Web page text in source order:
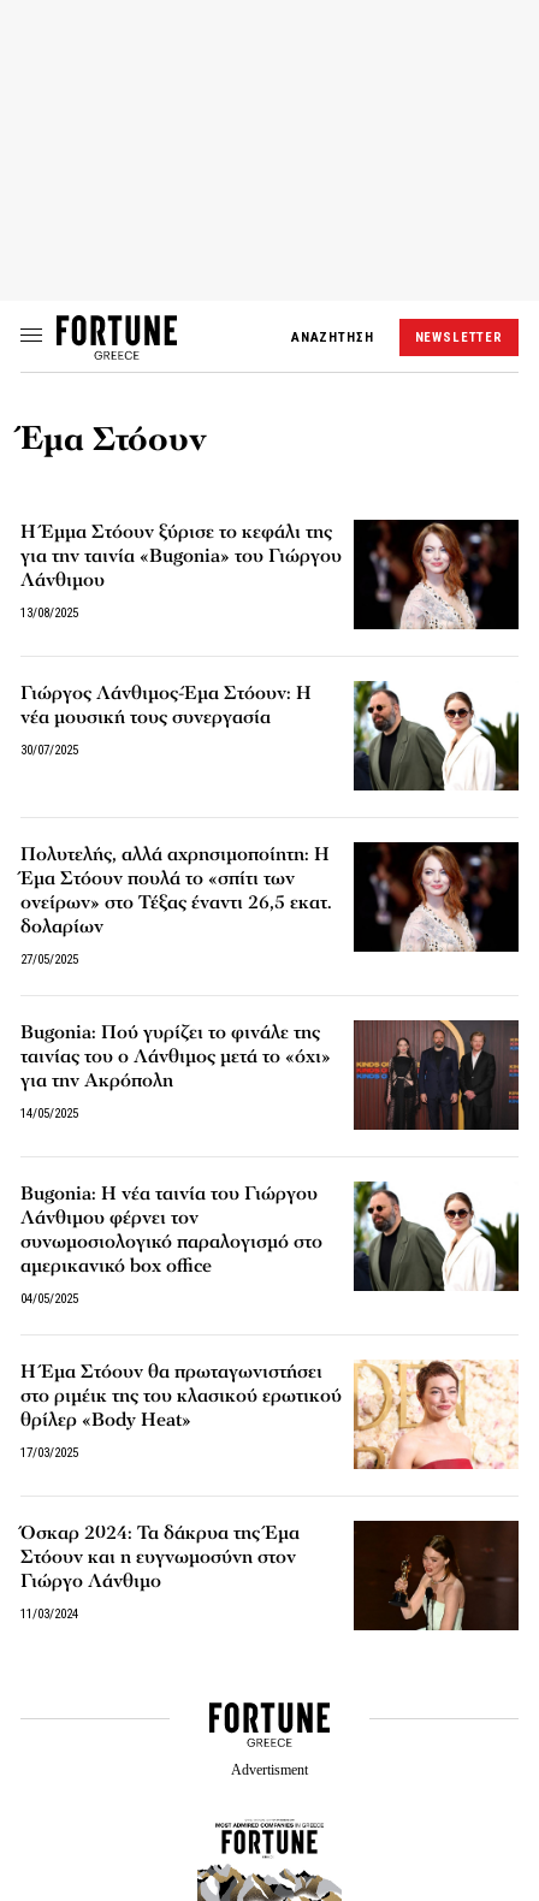
ΑΝΑΖΗΤΗΣΗ NEWSLETTER
Έμα Στόουν
Η Έμμα Στόουν ξύρισε το κεφάλι της
για την ταινία «Bugonia» του Γιώργου
Λάνθιμου
13/08/2025
Γιώργος Λάνθιμος-Έμα Στόουν: Η
νέα μουσική τους συνεργασία
30/07/2025
Πολυτελής, αλλά αχρησιμοποίητη: Η
Έμα Στόουν πουλά το «σπίτι των
ονείρων» στο Τέξας έναντι 26,5 εκατ.
δολαρίων
27/05/2025
Bugonia: Πού γυρίζει το φινάλε της
ταινίας του ο Λάνθιμος μετά το «όχι»
για την Ακρόπολη
14/05/2025
Bugonia: Η νέα ταινία του Γιώργου
Λάνθιμου φέρνει τον
συνωμοσιολογικό παραλογισμό στο
αμερικανικό box office
04/05/2025
H Έμα Στόουν θα πρωταγωνιστήσει
στο ριμέικ της του κλασικού ερωτικού
θρίλερ «Body Heat»
17/03/2025
Όσκαρ 2024: Τα δάκρυα της Έμα
Στόουν και η ευγνωμοσύνη στον
Γιώργο Λάνθιμο
11/03/2024